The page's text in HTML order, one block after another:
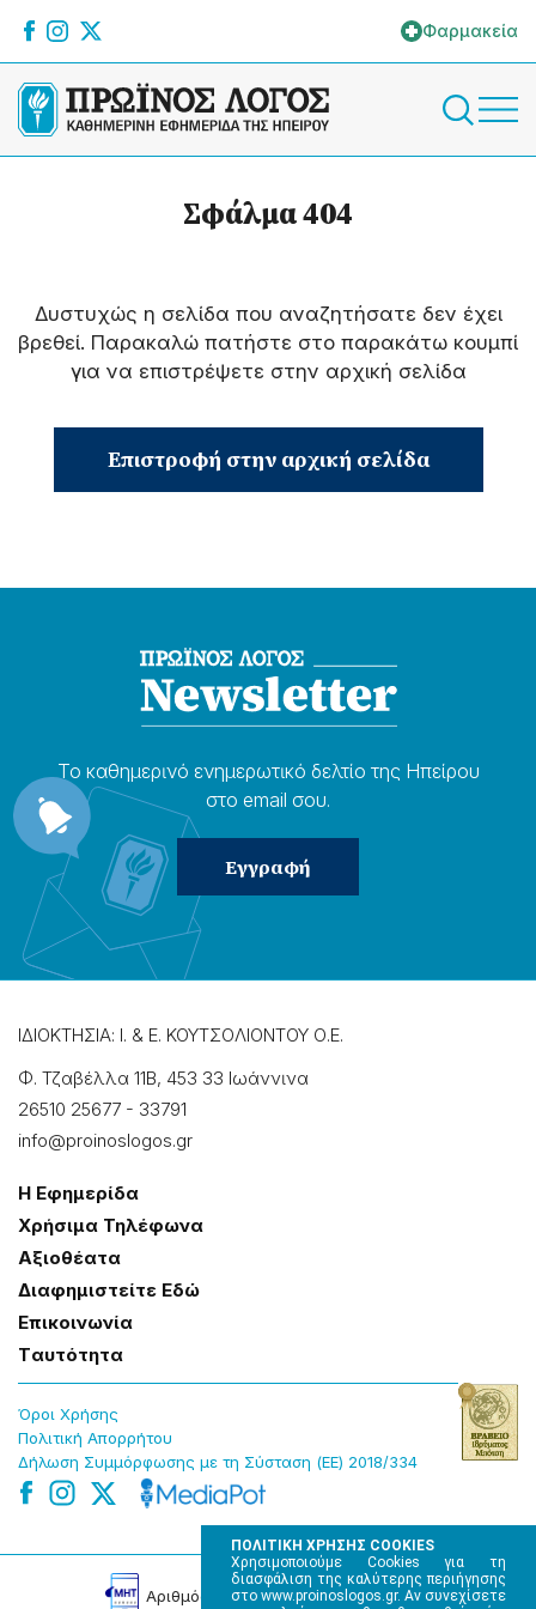
ΠΟΛΙΤΙΚΗ ΧΡΗΣΗΣ COOKIES
Χρησιμοποιούμε Cookies για τη
διασφάλιση της καλύτερης περιήγησης
στο www.proinoslogos.gr. Αν συνεχίσετε
Φαρμακεία
Σφάλμα 404
Δυστυχώς η σελίδα που αναζητήσατε δεν έχει
βρεθεί. Παρακαλώ πατήστε στο παρακάτω κουμπί
για να επιστρέψετε στην αρχική σελίδα
Επιστροφή στην αρχική σελίδα
Το καθημερɩνό ενημερωτɩκό δελτίο της Ηπείρου
στο email σου.
ΙΔΙΟΚΤΗΣΙΑ: Ι. & Ε. ΚΟΥΤΣΟΛΙΟΝΤΟΥ Ο.Ε.
Φ. Τζαβέλλα 11Β, 453 33 Ιωάννɩνα
26510 25677 - 33791
info@proinoslogos.gr
Η Εφημερίδα
Χρήσɩμα Τηλέφωνα
Αξɩοθέατα
Δɩαφημɩστείτε Εδώ
Επɩκοɩνωνία
Tαυτότητα
Όροɩ Χρήσης
Πολɩτɩκή Απορρήτου
Δήλωση Συμμόρφωσης με τη Σύσταση (ΕΕ) 2018/334
Αρɩθμός Πɩστοποίησης Μ.Η.Τ. 220242